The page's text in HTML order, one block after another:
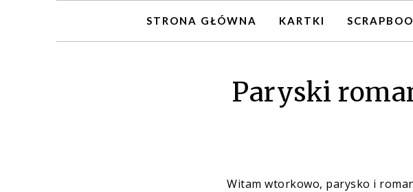
STRONA GŁÓWNA KARTKI
Paryski
Witam wtorkowo, parysko i